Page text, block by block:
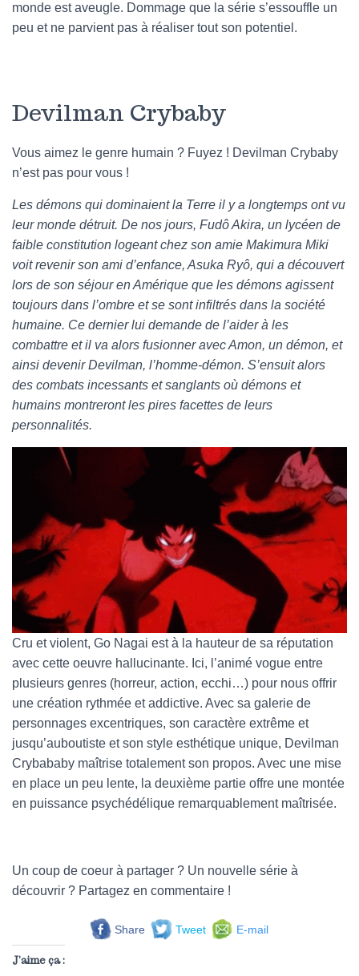
monde est aveugle. Dommage que la série s’essouffle un
peu et ne parvient pas à réaliser tout son potentiel.
Devilman Crybaby
Vous aimez le genre humain ? Fuyez ! Devilman Crybaby
n’est pas pour vous !
Les démons qui dominaient la Terre il y a longtemps ont vu
leur monde détruit. De nos jours, Fudô Akira, un lycéen de
faible constitution logeant chez son amie Makimura Miki
voit revenir son ami d’enfance, Asuka Ryô, qui a découvert
lors de son séjour en Amérique que les démons agissent
toujours dans l’ombre et se sont infiltrés dans la société
humaine. Ce dernier lui demande de l’aider à les
combattre et il va alors fusionner avec Amon, un démon, et
ainsi devenir Devilman, l’homme-démon. S’ensuit alors
des combats incessants et sanglants où démons et
humains montreront les pires facettes de leurs
personnalités.
Cru et violent, Go Nagai est à la hauteur de sa réputation
avec cette oeuvre hallucinante. Ici, l’animé vogue entre
plusieurs genres (horreur, action, ecchi…) pour nous offrir
une création rythmée et addictive. Avec sa galerie de
personnages excentriques, son caractère extrême et
jusqu’auboutiste et son style esthétique unique, Devilman
Crybababy maîtrise totalement son propos. Avec une mise
en place un peu lente, la deuxième partie offre une montée
en puissance psychédélique remarquablement maîtrisée.
Un coup de coeur à partager ? Un nouvelle série à
découvrir ? Partagez en commentaire !
Share Tweet E-mail
J’aime ça :